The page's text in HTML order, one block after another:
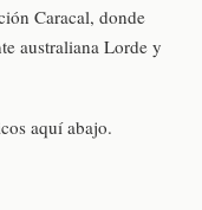
Caracal, donde
australiana Lorde y
aquí abajo.